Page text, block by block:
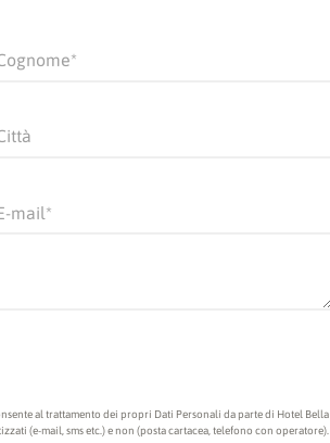
mail
al trattamento dei propri Dati Personali da parte di Hotel Bella
(e-mail, sms etc.) e non (posta cartacea, telefono con operatore).